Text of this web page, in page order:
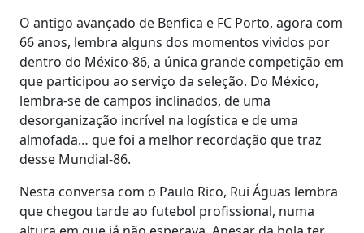
O antigo avançado de Benfica e FC Porto, agora com
66 anos, lembra alguns dos momentos vividos por
dentro do México-86, a única grande competição em
que participou ao serviço da seleção. Do México,
lembra-se de campos inclinados, de uma
desorganização incrível na logística e de uma
almofada… que foi a melhor recordação que traz
desse Mundial-86.
Nesta conversa com o Paulo Rico, Rui Águas lembra
que chegou tarde ao futebol profissional, numa